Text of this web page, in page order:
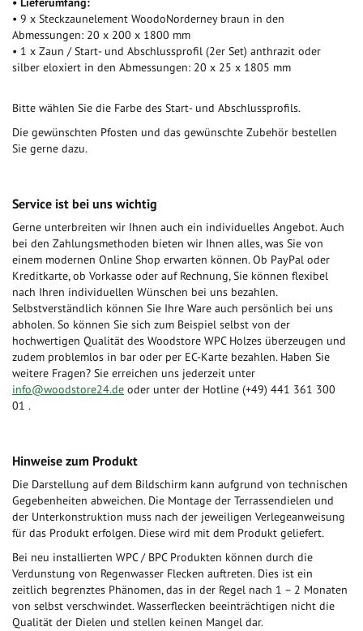
• 9 x Steckzaunelement WoodoNorderney braun in den
Abmessungen: 20 x 200 x 1800 mm
• 1 x Zaun / Start- und Abschlussprofil (2er Set) anthrazit oder
silber eloxiert in den Abmessungen: 20 x 25 x 1805 mm
Bitte wählen Sie die Farbe des Start- und Abschlussprofils.
Die gewünschten Pfosten und das gewünschte Zubehör bestellen
Sie gerne dazu.
Service ist bei uns wichtig
Gerne unterbreiten wir Ihnen auch ein individuelles Angebot. Auch
bei den Zahlungsmethoden bieten wir Ihnen alles, was Sie von
einem modernen Online Shop erwarten können. Ob PayPal oder
Kreditkarte, ob Vorkasse oder auf Rechnung, Sie können flexibel
nach Ihren individuellen Wünschen bei uns bezahlen.
Selbstverständlich können Sie Ihre Ware auch persönlich bei uns
abholen. So können Sie sich zum Beispiel selbst von der
hochwertigen Qualität des Woodstore WPC Holzes überzeugen und
zudem problemlos in bar oder per EC-Karte bezahlen. Haben Sie
weitere Fragen? Sie erreichen uns jederzeit unter
info@woodstore24.de oder unter der Hotline (+49) 441 361 300
01 .
Hinweise zum Produkt
Die Darstellung auf dem Bildschirm kann aufgrund von technischen
Gegebenheiten abweichen. Die Montage der Terrassendielen und
der Unterkonstruktion muss nach der jeweiligen Verlegeanweisung
für das Produkt erfolgen. Diese wird mit dem Produkt geliefert.
Bei neu installierten WPC / BPC Produkten können durch die
Verdunstung von Regenwasser Flecken auftreten. Dies ist ein
zeitlich begrenztes Phänomen, das in der Regel nach 1 – 2 Monaten
von selbst verschwindet. Wasserflecken beeinträchtigen nicht die
Qualität der Dielen und stellen keinen Mangel dar.